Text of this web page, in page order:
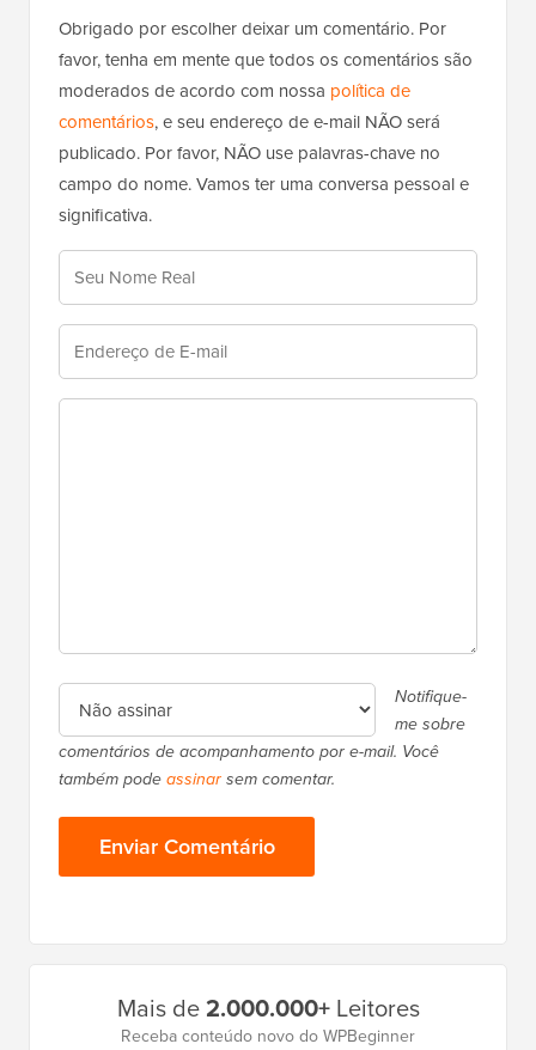
Obrigado por escolher deixar um comentário. Por
favor, tenha em mente que todos os comentários são
moderados de acordo com nossa política de
comentários, e seu endereço de e-mail NÃO será
publicado. Por favor, NÃO use palavras-chave no
campo do nome. Vamos ter uma conversa pessoal e
significativa.
Notifique-
me sobre
comentários de acompanhamento por e-mail. Você
também podeassinarsem comentar.
Mais de2.000.000+Leitores
Receba conteúdo novo do WPBeginner